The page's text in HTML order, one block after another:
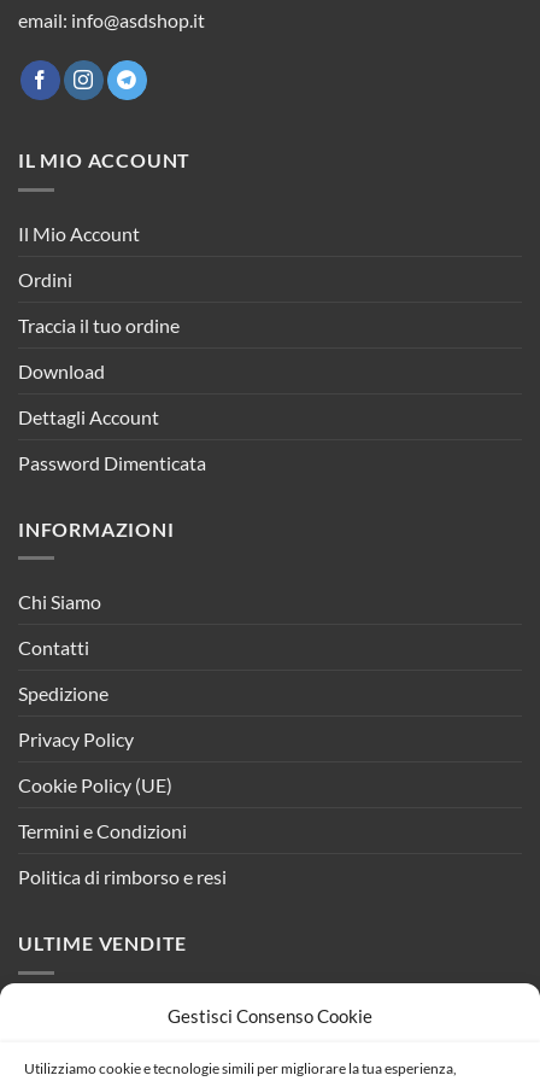
Gestisci Consenso Cookie
Utilizziamo cookie e tecnologie simili per migliorare la tua esperienza,
email: info@asdshop.it
IL MIO ACCOUNT
Il Mio Account
Ordini
Traccia il tuo ordine
Download
Dettagli Account
Password Dimenticata
INFORMAZIONI
Chi Siamo
Contatti
Spedizione
Privacy Policy
Cookie Policy (UE)
Termini e Condizioni
Politica di rimborso e resi
ULTIME VENDITE
Kit Controller Centrlina Per Striscia Led Dinamica
16,36€ Il
14,49€Il